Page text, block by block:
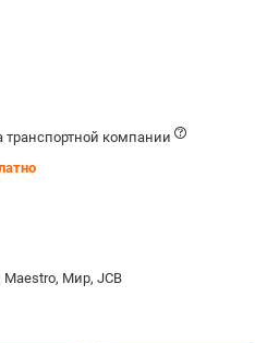
транспортной компании
Maestro, Мир, JCB